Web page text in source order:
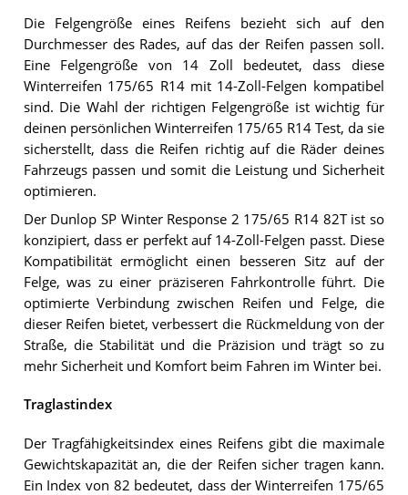
Die Felgengröße eines Reifens bezieht sich auf den
Durchmesser des Rades, auf das der Reifen passen soll.
Eine Felgengröße von 14 Zoll bedeutet, dass diese
Winterreifen 175/65 R14 mit 14-Zoll-Felgen kompatibel
sind. Die Wahl der richtigen Felgengröße ist wichtig für
deinen persönlichen Winterreifen 175/65 R14 Test, da sie
sicherstellt, dass die Reifen richtig auf die Räder deines
Fahrzeugs passen und somit die Leistung und Sicherheit
optimieren.
Der Dunlop SP Winter Response 2 175/65 R14 82T ist so
konzipiert, dass er perfekt auf 14-Zoll-Felgen passt. Diese
Kompatibilität ermöglicht einen besseren Sitz auf der
Felge, was zu einer präziseren Fahrkontrolle führt. Die
optimierte Verbindung zwischen Reifen und Felge, die
dieser Reifen bietet, verbessert die Rückmeldung von der
Straße, die Stabilität und die Präzision und trägt so zu
mehr Sicherheit und Komfort beim Fahren im Winter bei.
Traglastindex
Der Tragfähigkeitsindex eines Reifens gibt die maximale
Gewichtskapazität an, die der Reifen sicher tragen kann.
Ein Index von 82 bedeutet, dass der Winterreifen 175/65